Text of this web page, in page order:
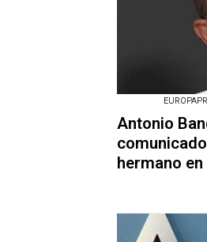
Antonio
hermano